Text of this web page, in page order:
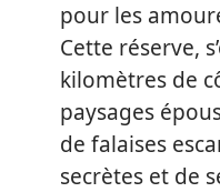
pour les
Cette réserve,
kilomètres de
paysages
de falaises
secrètes et de